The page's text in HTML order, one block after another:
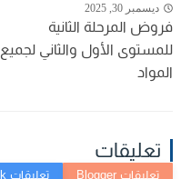
ديسمبر 30, 2025
فروض المرحلة الثانية
للمستوى الأول والثاني لجميع
المواد
تعليقات